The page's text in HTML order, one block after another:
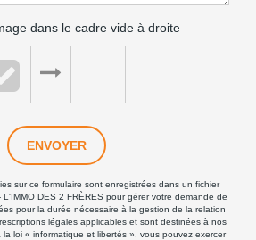
dans le cadre vide à droite
ENVOYER
sur ce formulaire sont enregistrées dans un fichier
L'IMMO DES 2 FRÈRES pour gérer votre demande de
pour la durée nécessaire à la gestion de la relation
légales applicables et sont destinées à nos
la loi « informatique et libertés », vous pouvez exercer